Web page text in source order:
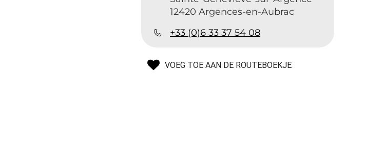
12420 Argences-en-Aubrac
+33 (0)6 33 37 54 08
VOEG TOE AAN DE ROUTEBOEKJE